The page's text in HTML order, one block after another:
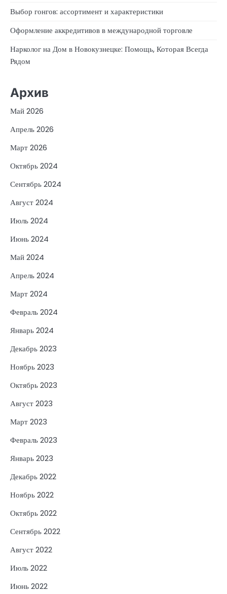
Выбор гонгов: ассортимент и характеристики
Оформление аккредитивов в международной торговле
Нарколог на Дом в Новокузнецке: Помощь, Которая Всегда
Рядом
Архив
Май 2026
Апрель 2026
Март 2026
Октябрь 2024
Сентябрь 2024
Август 2024
Июль 2024
Июнь 2024
Май 2024
Апрель 2024
Март 2024
Февраль 2024
Январь 2024
Декабрь 2023
Ноябрь 2023
Октябрь 2023
Август 2023
Март 2023
Февраль 2023
Январь 2023
Декабрь 2022
Ноябрь 2022
Октябрь 2022
Сентябрь 2022
Август 2022
Июль 2022
Июнь 2022